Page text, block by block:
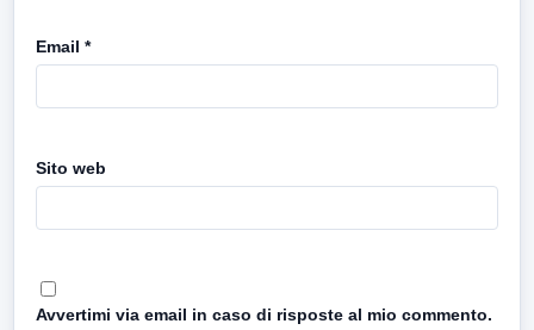
Email *
Sito web
Avvertimi via email in caso di risposte al mio commento.